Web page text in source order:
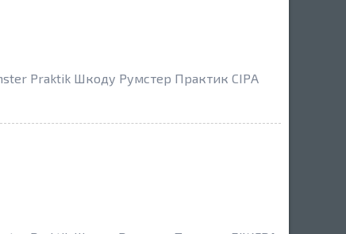
Praktik Шкоду Румстер Практик СІРА